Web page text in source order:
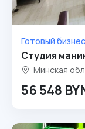
Готовый бизнес
Студия
Минская
56 548